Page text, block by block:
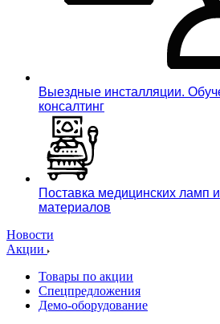
Выездные инсталляции.
консалтинг
Поставка медицинских ламп
материалов
Новости
Акции
Товары по акции
Спецпредложения
Демо-оборудование